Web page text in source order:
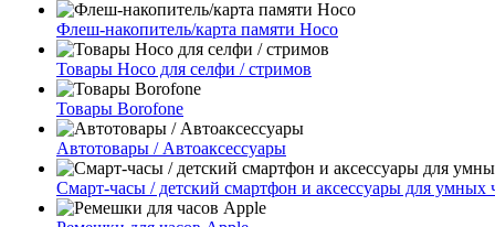
Флеш-накопитель/карта памяти Hoco
Товары Hoco для селфи / стримов
Товары Borofone
Автотовары / Автоаксессуары
Смарт-часы / детский смартфон и аксессуары для умных